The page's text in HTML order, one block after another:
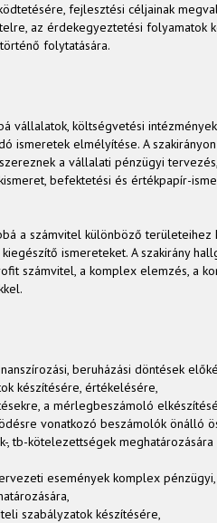
fejlesztési céljainak
az érdekegyeztetési folyamatok
folytatására.
vállalatok, költségvetési
ismeretek elmélyítése. A
a vállalati pénzügyi
befektetési és értékpapír-
a számvitel különböző területeihez
ismereteket. A szakirány
számvitel, a komplex elemzés, a
beruházási döntések
készítésére, értékelésére,
a mérlegbeszámoló
vonatkozó beszámolók önálló
, tb-kötelezettségek
események komplex
szabályzatok készítésére,